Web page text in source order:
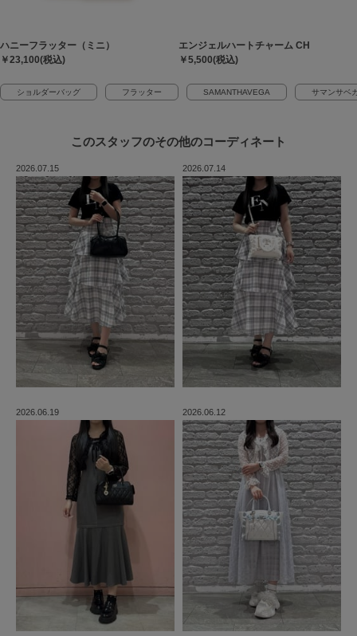
ハニーフラッター（ミニ）
￥23,100(税込)
エンジェルハートチャーム CH
￥5,500(税込)
ショルダーバッグ フラッター SAMANTHAVEGA サマンサベ
このスタッフのその他のコーディネート
2026.07.15 2026.07.14
2026.06.19 2026.06.12